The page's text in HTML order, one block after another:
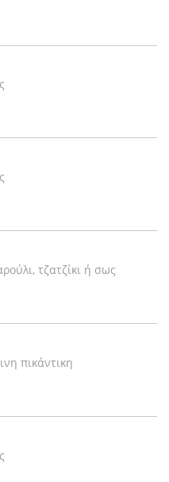
τζατζίκι ή σως
πικάντικη